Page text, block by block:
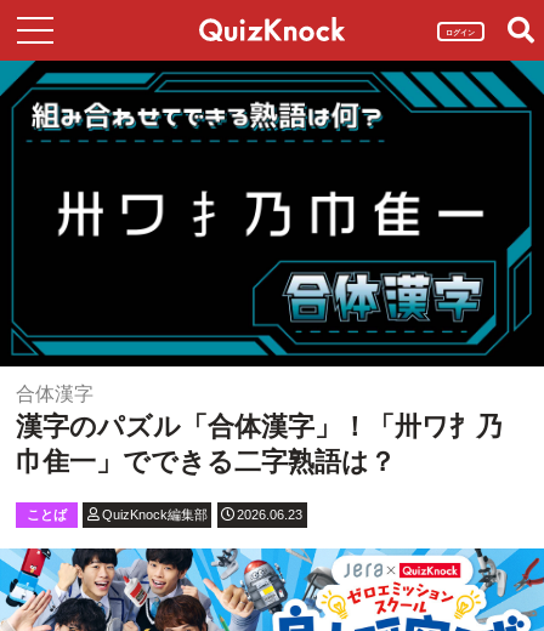
ログイン
合体漢字
漢字のパズル「合体漢字」！「卅ワ扌乃
巾隹一」でできる二字熟語は？
ことば QuizKnock編集部 2026.06.23